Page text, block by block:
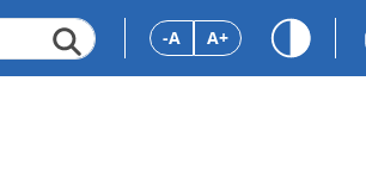
-A A+